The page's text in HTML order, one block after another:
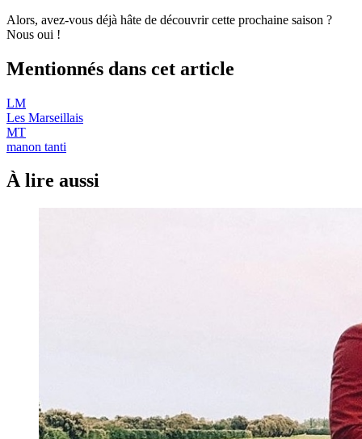
Alors, avez-vous déjà hâte de découvrir cette prochaine saison ?
Nous oui !
Mentionnés dans cet article
LM
Les Marseillais
MT
manon tanti
À lire aussi